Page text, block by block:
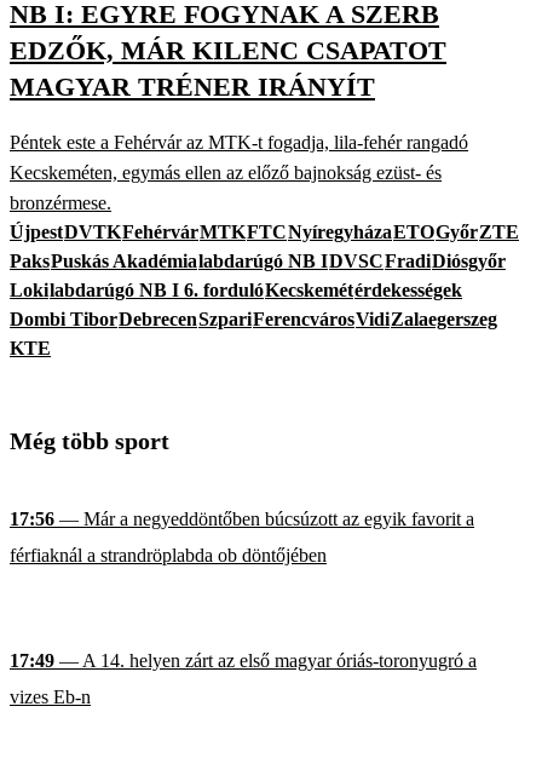
NB I: EGYRE FOGYNAK A SZERB
EDZŐK, MÁR KILENC CSAPATOT
MAGYAR TRÉNER IRÁNYÍT
Péntek este a Fehérvár az MTK-t fogadja, lila-fehér rangadó
Kecskeméten, egymás ellen az előző bajnokság ezüst- és
bronzérmese.
ÚjpestDVTKFehérvárMTKFTCNyíregyházaETOGyőrZTE
PaksPuskás Akadémialabdarúgó NB IDVSCFradiDiósgyőr
Lokilabdarúgó NB I 6. fordulóKecskemétérdekességek
Dombi TiborDebrecenSzpariFerencvárosVidiZalaegerszeg
KTE
Még több sport
17:56 — Már a negyeddöntőben búcsúzott az egyik favorit a
férfiaknál a strandröplabda ob döntőjében
17:49 — A 14. helyen zárt az első magyar óriás-toronyugró a
vizes Eb-n